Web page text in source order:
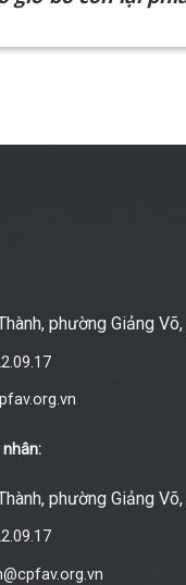
phường Giảng
phường Giảng